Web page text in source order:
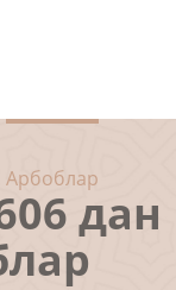
Арбоблар
дан